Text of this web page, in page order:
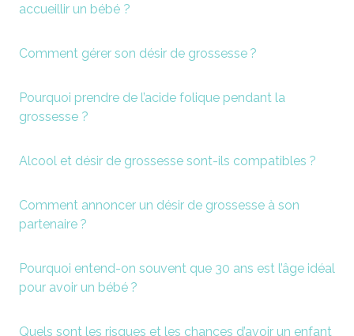
accueillir un bébé ?
Comment gérer son désir de grossesse ?
Pourquoi prendre de l’acide folique pendant la
grossesse ?
Alcool et désir de grossesse sont-ils compatibles ?
Comment annoncer un désir de grossesse à son
partenaire ?
Pourquoi entend-on souvent que 30 ans est l’âge idéal
pour avoir un bébé ?
Quels sont les risques et les chances d’avoir un enfant